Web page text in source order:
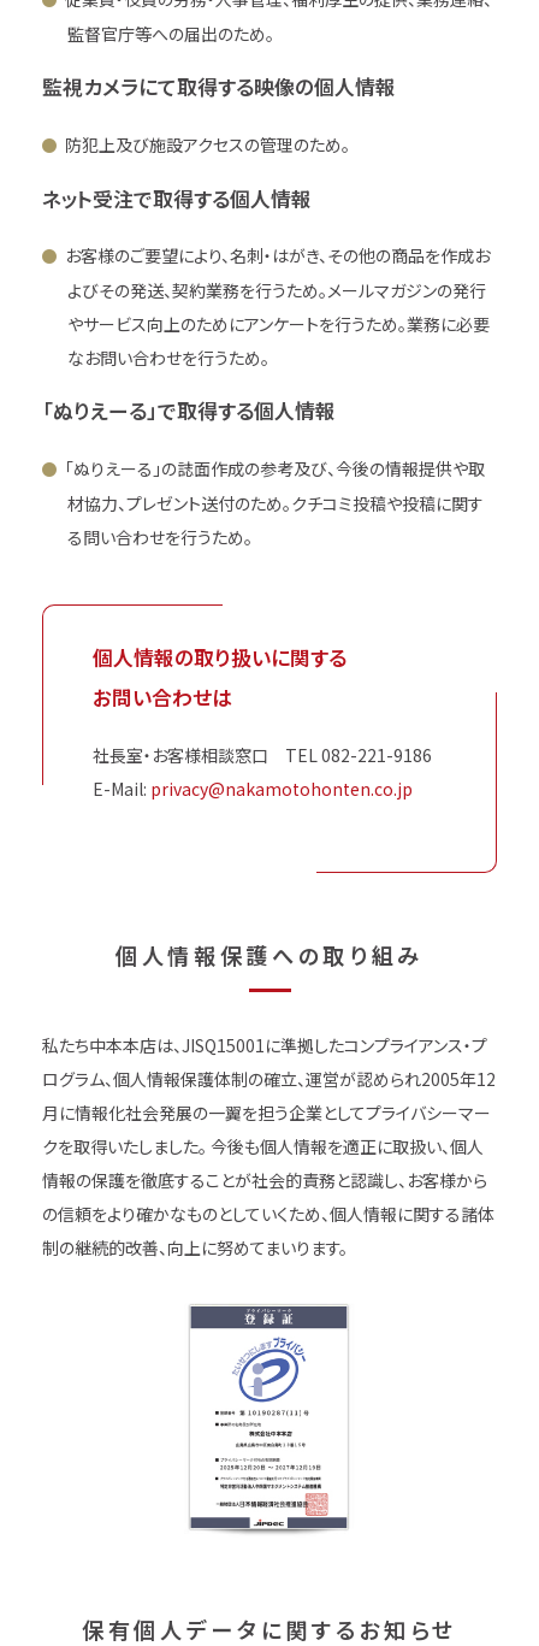
監督官庁等への届出のため。
監視カメラにて取得する映像の個人情報
防犯上及び施設アクセスの管理のため。
ネット受注で取得する個人情報
お客様のご要望により、名刺・はがき、その他の商品を作成お
よびその発送、契約業務を行うため。メールマガジンの発行
やサービス向上のためにアンケートを行うため。業務に必要
なお問い合わせを行うため。
「ぬりえーる」で取得する個人情報
「ぬりえーる」の誌面作成の参考及び、今後の情報提供や取
材協力、プレゼント送付のため。クチコミ投稿や投稿に関す
る問い合わせを行うため。
個人情報の取り扱いに関する
お問い合わせは
社長室・お客様相談窓口 TEL 082-221-9186
E-Mail: privacy@nakamotohonten.co.jp
個 人情報保護への取 り組 み
私たち中本本店は、JISQ15001に準拠したコンプライアンス・プ
ログラム、個人情報保護体制の確立、運営が認められ2005年12
月に情報化社会発展の一翼を担う企業としてプライバシーマー
クを取得いたしました。 今後も個人情報を適正に取扱い、個人
情報の保護を徹底することが社会的責務と認識し、お客様から
の信頼をより確かなものとしていくため、個人情報に関する諸体
制の継続的改善、向上に努めてまいります。
保有個 人 データ に関する お知 らせ